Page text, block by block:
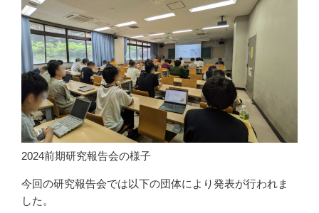
2024前期研究報告会の様子
今回の研究報告会では以下の団体により発表が行われま
した。